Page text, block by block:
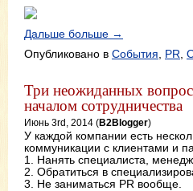
Дальше больше →
Опубликовано в События PR
Три неожиданных
началом сотрудничества
Июнь 3rd, 2014 (B2Blogger)
У каждой компании есть
коммуникации с клиентами и
1. Нанять специалиста,
2. Обратиться в
3. Не заниматься PR вообще.